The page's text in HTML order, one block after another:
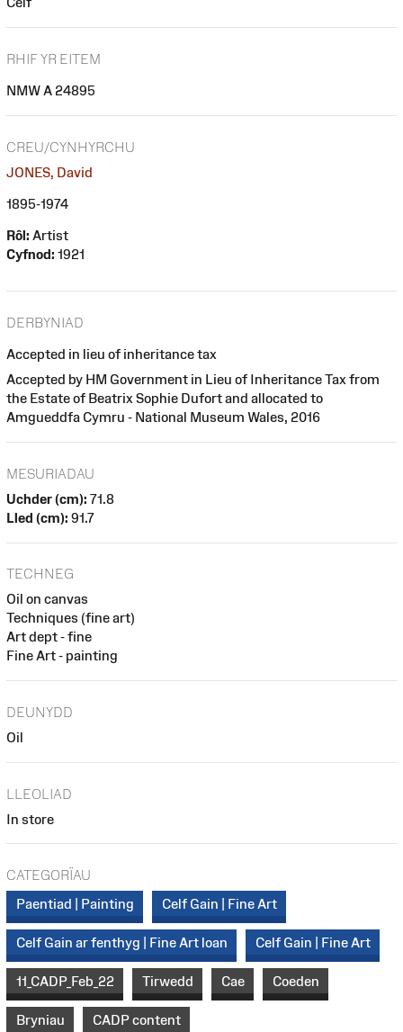
RHIF YR EITEM
NMW A 24895
CREU/CYNHYRCHU
JONES, David
1895-1974
Rôl: Artist
Cyfnod: 1921
DERBYNIAD
Accepted in lieu of inheritance tax
Accepted by HM Government in Lieu of Inheritance Tax from
the Estate of Beatrix Sophie Dufort and allocated to
Amgueddfa Cymru - National Museum Wales, 2016
MESURIADAU
Uchder (cm): 71.8
Lled (cm): 91.7
TECHNEG
Oil on canvas
Techniques (fine art)
Art dept - fine
Fine Art - painting
DEUNYDD
Oil
LLEOLIAD
In store
CATEGORÏAU
Paentiad | Painting
Celf Gain | Fine Art
Celf Gain ar fenthyg | Fine Art loan Celf Gain | Fine Art
11_CADP_Feb_22 Tirwedd Cae Coeden
Bryniau CADP content